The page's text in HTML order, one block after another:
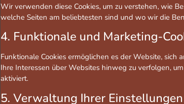
Wir verwenden diese Cookies, um zu verstehen, wie
welche Seiten am beliebtesten sind und wo wir die
4. Funktionale und Marketing-
Funktionale Cookies ermöglichen es der Website,
Ihre Interessen über Websites hinweg zu verfolgen,
aktiviert.
5. Verwaltung Ihrer Einstellungen